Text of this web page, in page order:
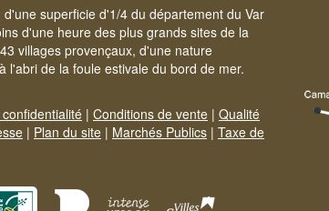
superficie d'1/4 du département du Var
d'une heure des plus grands sites de la
villages provençaux, d'une nature
l'abri de la foule estivale du bord de mer.
| Conditions de vente | Qualité
| Plan du site | Marchés Publics | Taxe de